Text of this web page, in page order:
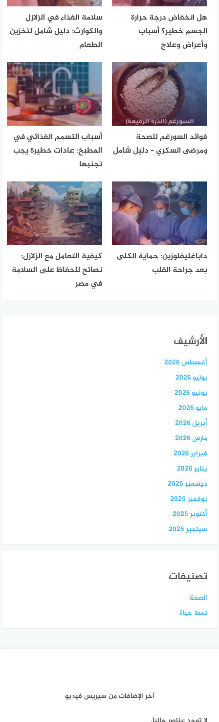
هل انخفاض درجة حرارة
الجسم خطير؟ أسباب
وأعراض وعلاج
سلامة الغذاء في الزلازل
والكوارث: دليل شامل لتخزين
الطعام
فوائد السورغم للصحة
ومرضى السكري – دليل شامل
أسباب التسمم الغذائي في
المطبخ: عادات خطيرة يجب
تجنبها
داباغليفلوزين: حماية الكلى
بعد جراحة القلب
كيفية التعامل مع الزلازل:
نصائح للحفاظ على السلامة
في مصر
الأرشيف
أغسطس 2026
يوليو 2026
يونيو 2026
مايو 2026
أبريل 2026
مارس 2026
فبراير 2026
يناير 2026
ديسمبر 2025
نوفمبر 2025
أكتوبر 2025
سبتمبر 2025
تصنيفات
الصحة
نمط حياة
آخر الإضافات من سيريس فيديو